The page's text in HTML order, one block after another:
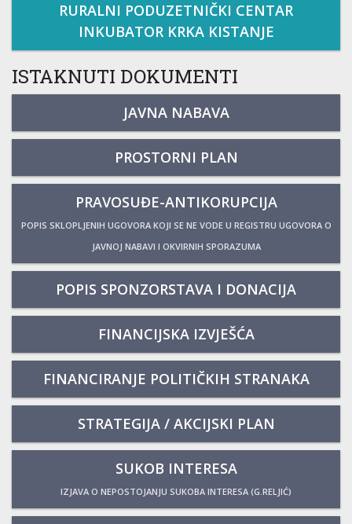
RURALNI PODUZETNIČKI CENTAR
INKUBATOR KRKA KISTANJE
ISTAKNUTI DOKUMENTI
JAVNA NABAVA
PROSTORNI PLAN
PRAVOSUĐE-ANTIKORUPCIJA
POPIS SKLOPLJENIH UGOVORA KOJI SE NE VODE U REGISTRU UGOVORA O
JAVNOJ NABAVI I OKVIRNIH SPORAZUMA
POPIS SPONZORSTAVA I DONACIJA
FINANCIJSKA IZVJEŠĆA
FINANCIRANJE POLITIČKIH STRANAKA
STRATEGIJA / AKCIJSKI PLAN
SUKOB INTERESA
IZJAVA O NEPOSTOJANJU SUKOBA INTERESA (G.RELJIĆ)